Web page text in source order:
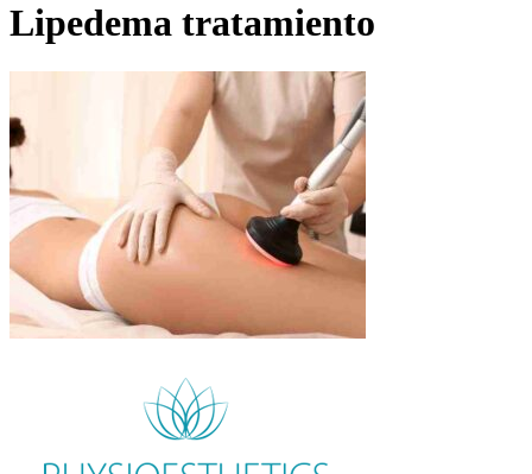
Lipedema tratamiento